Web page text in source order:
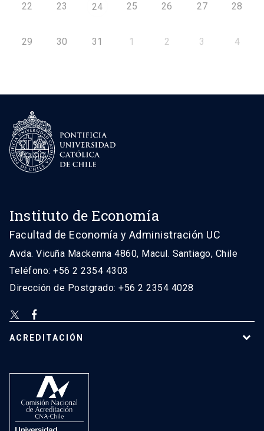
22 23 24 25 26 27 28
29 30 31 1 2 3 4
Instituto de Economía
Facultad de Economía y Administración UC
Avda. Vicuña Mackenna 4860, Macul. Santiago, Chile
Teléfono: +56 2 2354 4303
Dirección de Postgrado: +56 2 2354 4028
ACREDITACIÓN